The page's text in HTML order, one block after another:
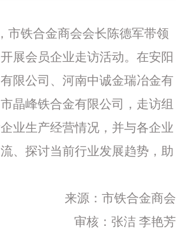
市铁合金商会会长陈德军带领
展会员企业走访活动。 在安阳
限公司、河南中诚金瑞冶金有
晶峰铁合金有限公司，走访组
业生产经营情况，并与各企业
、探讨当前行业发展趋势，助
来源：市铁合金商会
审核：张洁 李艳芳